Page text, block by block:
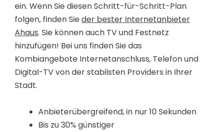
ein. Wenn Sie diesen Schritt-für-Schritt-Plan
folgen, finden Sieder bester Internetanbieter
Ahaus. Sie können auch TV und Festnetz
hinzufügen! Bei uns finden Sie das
Kombiangebote Internetanschluss, Telefon und
Digital-TV von der stabilsten Providers in Ihrer
Stadt.
Anbieterübergreifend, in nur 10 Sekunden
Bis zu 30% günstiger